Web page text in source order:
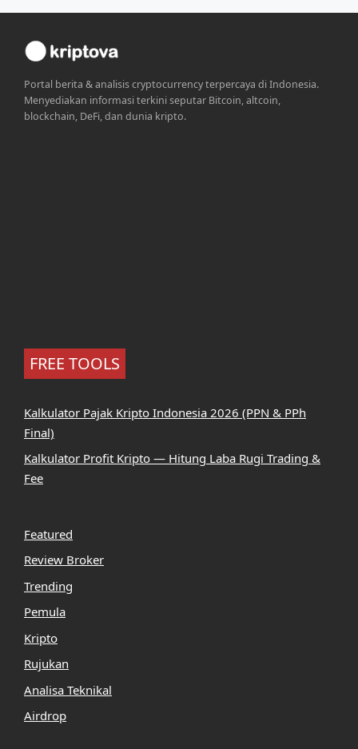
Portal berita & analisis cryptocurrency terpercaya di Indonesia.
Menyediakan informasi terkini seputar Bitcoin, altcoin,
blockchain, DeFi, dan dunia kripto.
FREE TOOLS
Kalkulator Pajak Kripto Indonesia 2026 (PPN & PPh
Final)
Kalkulator Profit Kripto — Hitung Laba Rugi Trading &
Fee
Featured
Review Broker
Trending
Pemula
Kripto
Rujukan
Analisa Teknikal
Airdrop